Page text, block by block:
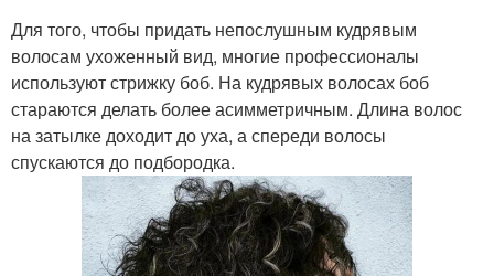
Для того, чтобы придать непослушным кудрявым
волосам ухоженный вид, многие профессионалы
используют стрижку боб. На кудрявых волосах боб
стараются делать более асимметричным. Длина волос
на затылке доходит до уха, а спереди волосы
спускаются до подбородка.